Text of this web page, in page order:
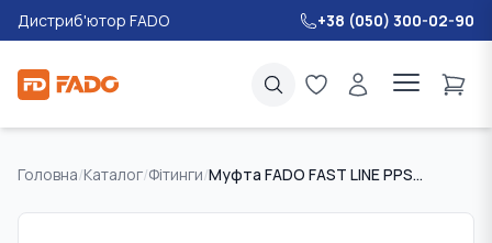
Дистриб'ютор FADO +38 (050) 300-02-90
Головна/Каталог/Фітинги/ Муфта FADO FAST LINE PPSU 16х16